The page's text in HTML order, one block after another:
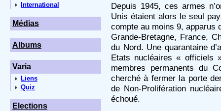
International
Médias
Albums
Varia
Liens
Quiz
Elections
Depuis 1945, ces armes
Unis étaient alors le seul
compte au moins 9, apparus
Grande-Bretagne, France,
du Nord. Une quarantaine
Etats nucléaires « officiels
membres permanents du
cherché à fermer la porte
de Non-Prolifération
échoué.